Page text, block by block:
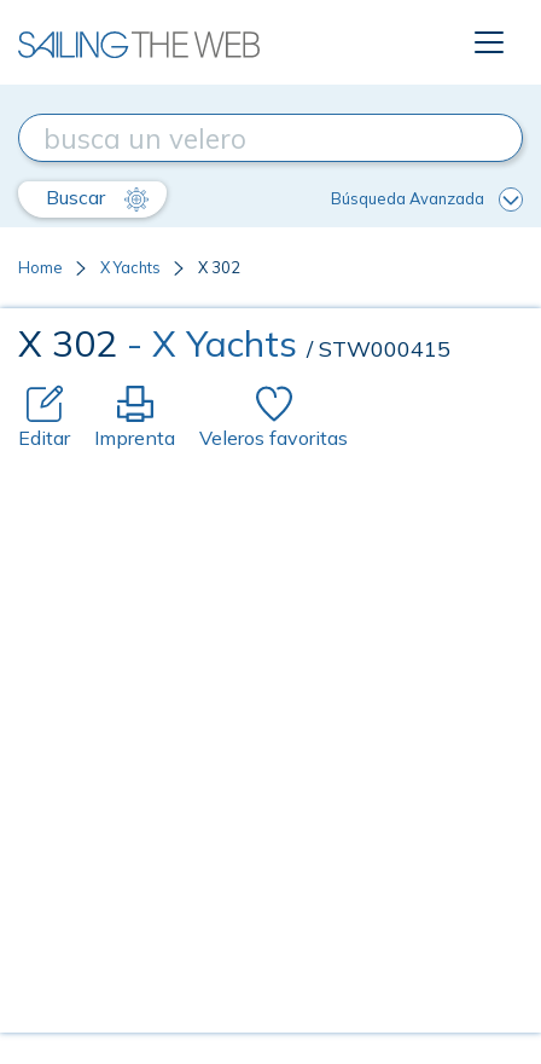
Buscar Búsqueda Avanzada
Home X Yachts X 302
X 302 - X Yachts / STW000415
Editar Imprenta Veleros favoritas